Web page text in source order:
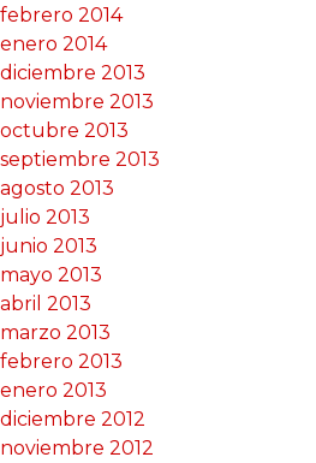
febrero 2014
enero 2014
diciembre 2013
noviembre 2013
octubre 2013
septiembre 2013
agosto 2013
julio 2013
junio 2013
mayo 2013
abril 2013
marzo 2013
febrero 2013
enero 2013
diciembre 2012
noviembre 2012